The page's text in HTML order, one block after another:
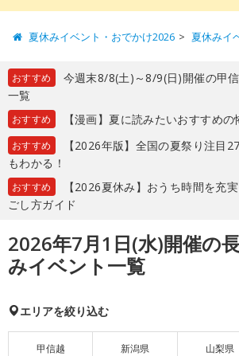
夏休みイベント・おでかけ2026 夏休みイ
おすすめ
今週末8/8(土)～8/9(日)開催の甲
一覧
おすすめ 【漫画】夏に読みたいおすすめ
おすすめ
【2026年版】全国の夏祭り注目
もわかる！
おすすめ
【2026夏休み】おうち時間を充
ごし方ガイド
2026年7月1日(水)開催の
みイベント一覧
エリアを絞り込む
甲信越 新潟県 山梨県